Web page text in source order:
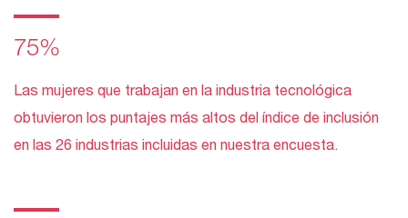
75%
Las mujeres que trabajan en la industria tecnológica
obtuvieron los puntajes más altos del índice de inclusión
en las 26 industrias incluidas en nuestra encuesta.